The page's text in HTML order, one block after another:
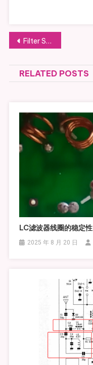
文
章
导
Filter Solution学习-07分布式滤波器存在的问题
RELATED POSTS
LC滤波器线圈的稳定性
2025 年 8 月 20 日